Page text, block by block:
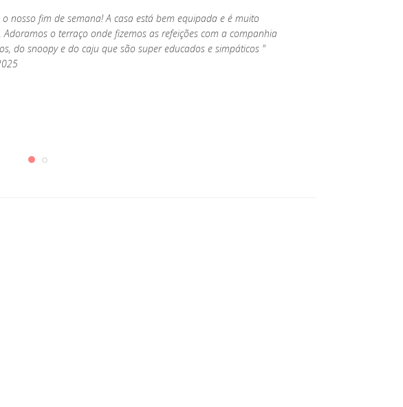
nosso fim de semana! A casa está bem equipada e é muito
Adoramos o terraço onde fizemos as refeições com a companhia
do snoopy e do caju que são super educados e simpáticos "